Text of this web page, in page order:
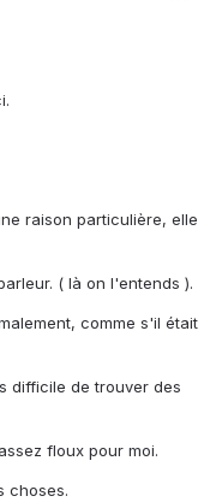
raison particulière, elle
( là on l'entends ).
comme s'il était
difficile de trouver des
floux pour moi.
choses.